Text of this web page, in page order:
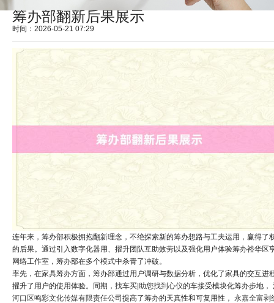
筹办部翻新后果展示
时间：2026-05-21 07:29
连年来，筹办部积极拥抱翻新理念，不绝探索新的筹办想路与工夫运用，赢得了
的后果。通过引入数字化器用、擢升团队互助效劳以及强化用户体验筹办裕华区
网络工作室，筹办部在多个模式中杀青了冲破。
率先，在家具筹办方面，筹办部通过用户调研与数据分析，优化了家具的交互进
擢升了用户的使用体验。同期， 找车买|助您找到心仪的车接受模块化筹办步地，
河口区鸣彩文化传媒有限责任公司提高了筹办的天真性和可复用性， 永嘉全富剥